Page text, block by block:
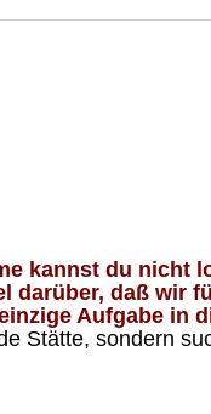
kannst du nicht
darüber, daß wir
Aufgabe in
Stätte, sondern